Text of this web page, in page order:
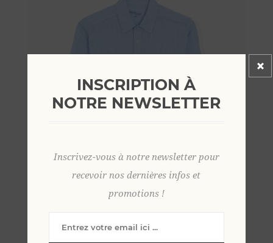
INSCRIPTION À
NOTRE NEWSLETTER
Inscrivez-vous à notre newsletter pour
recevoir nos dernières infos et
promotions !